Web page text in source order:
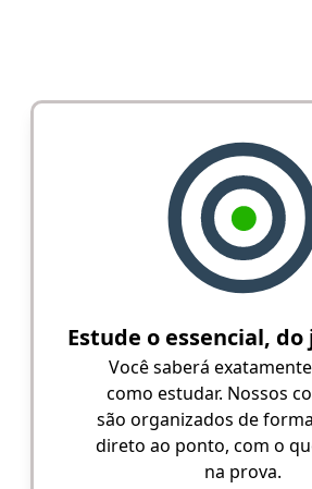
Estude o essencial,
Você saberá
como estudar. Nossos
são organizados de
direto ao ponto, com o
na prova.